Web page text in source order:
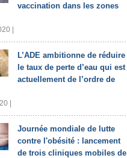
vaccination dans les zones
|
L’ADE ambitionne de réduire
le taux de perte d’eau qui est
actuellement de l’ordre de
|
Journée mondiale de lutte
contre l'obésité : lancement
de trois cliniques mobiles de